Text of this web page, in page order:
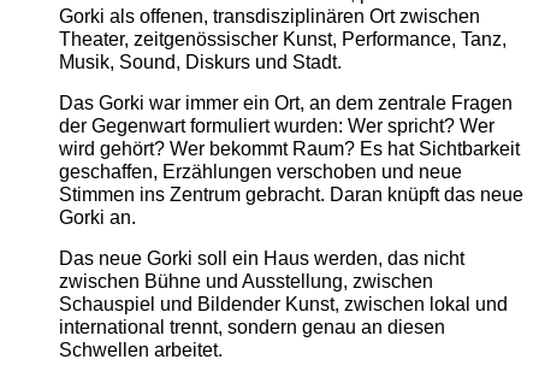
Gorki als offenen, transdisziplinären Ort zwischen
Theater, zeitgenössischer Kunst, Performance, Tanz,
Musik, Sound, Diskurs und Stadt.
Das Gorki war immer ein Ort, an dem zentrale Fragen
der Gegenwart formuliert wurden: Wer spricht? Wer
wird gehört? Wer bekommt Raum? Es hat Sichtbarkeit
geschaffen, Erzählungen verschoben und neue
Stimmen ins Zentrum gebracht. Daran knüpft das neue
Gorki an.
Das neue Gorki soll ein Haus werden, das nicht
zwischen Bühne und Ausstellung, zwischen
Schauspiel und Bildender Kunst, zwischen lokal und
international trennt, sondern genau an diesen
Schwellen arbeitet.